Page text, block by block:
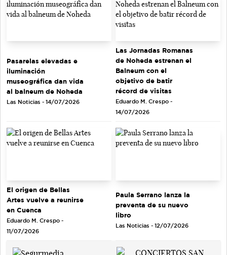
Pasarelas elevadas e
iluminación
museográfica dan vida
al balneum de Noheda
Las Noticias - 14/07/2026
Las Jornadas Romanas
de Noheda estrenan el
Balneum con el
objetivo de batir
récord de visitas
Eduardo M. Crespo -
14/07/2026
El origen de Bellas
Artes vuelve a reunirse
en Cuenca
Eduardo M. Crespo -
11/07/2026
Paula Serrano lanza la
preventa de su nuevo
libro
Las Noticias - 12/07/2026